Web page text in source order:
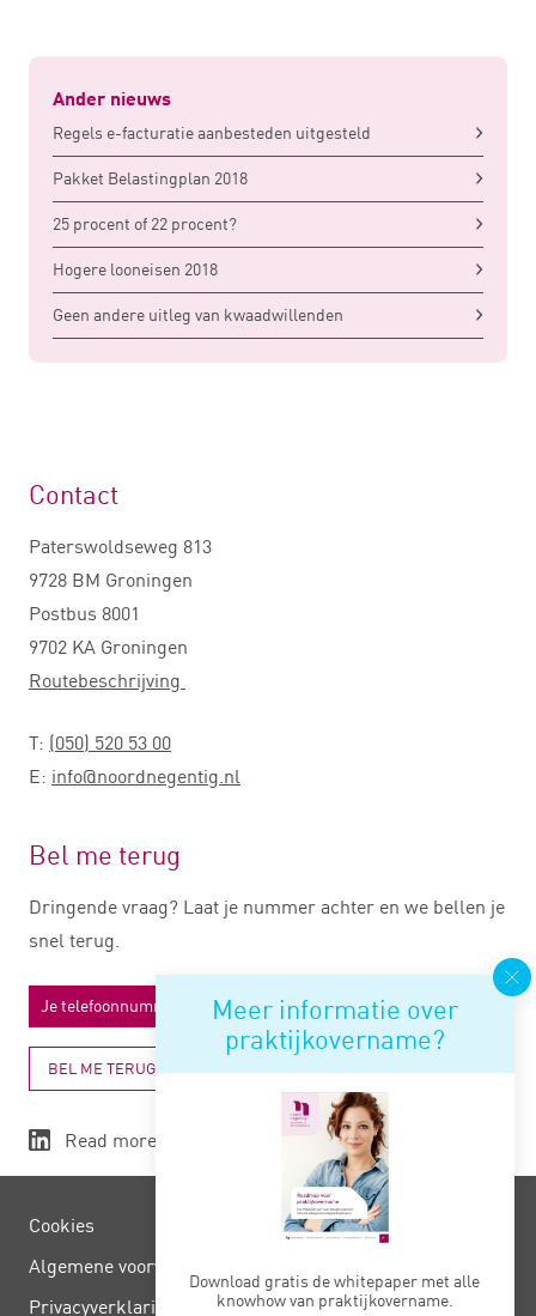
Ander nieuws
Regels e-facturatie aanbesteden uitgesteld
Pakket Belastingplan 2018
25 procent of 22 procent?
Hogere looneisen 2018
Geen andere uitleg van kwaadwillenden
Meer informatie over
praktijkovername?
Download gratis de whitepaper met alle
knowhow van praktijkovername.
Contact
Paterswoldseweg 813
9728 BM Groningen
Postbus 8001
9702 KA Groningen
Routebeschrijving
T: (050) 520 53 00
E: info@noordnegentig.nl
Bel me terug
Dringende vraag? Laat je nummer achter en we bellen je
snel terug.
BEL ME TERUG
Read more
Cookies
Algemene voorwaarden
Privacy­verklaring